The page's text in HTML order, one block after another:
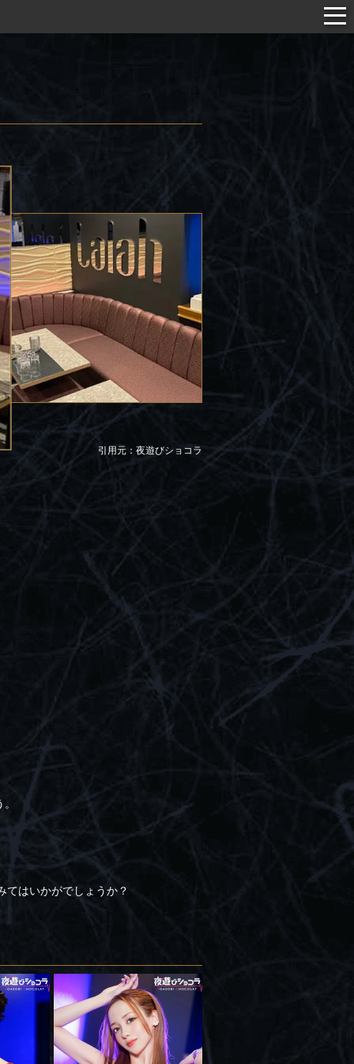
引用元：夜遊びショコラ
てはいかがでしょうか？